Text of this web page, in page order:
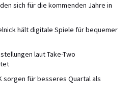
sich für die kommenden Jahre in
hält digitale Spiele für bequemer
laut Take-Two
sorgen für besseres Quartal als